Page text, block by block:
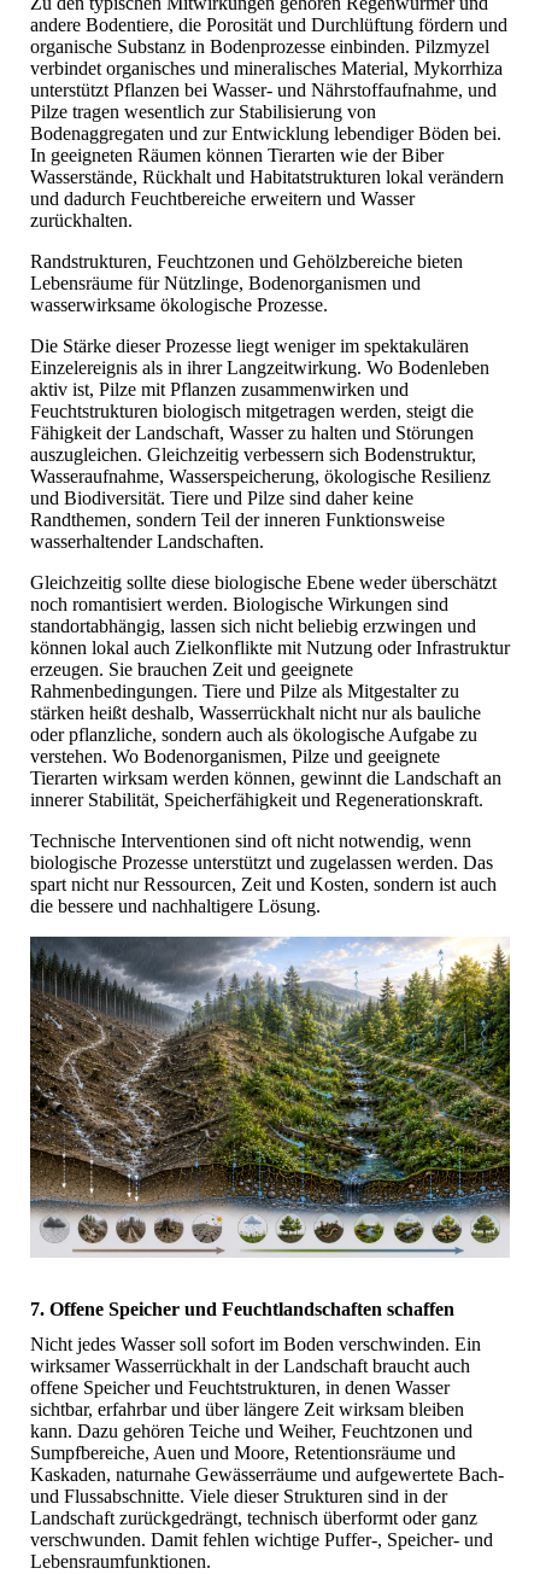
andere Bodentiere, die Porosität und Durchlüftung fördern und
organische Substanz in Bodenprozesse einbinden. Pilzmyzel
verbindet organisches und mineralisches Material, Mykorrhiza
unterstützt Pflanzen bei Wasser- und Nährstoffaufnahme, und
Pilze tragen wesentlich zur Stabilisierung von
Bodenaggregaten und zur Entwicklung lebendiger Böden bei.
In geeigneten Räumen können Tierarten wie der Biber
Wasserstände, Rückhalt und Habitatstrukturen lokal verändern
und dadurch Feuchtbereiche erweitern und Wasser
zurückhalten.
Randstrukturen, Feuchtzonen und Gehölzbereiche bieten
Lebensräume für Nützlinge, Bodenorganismen und
wasserwirksame ökologische Prozesse.
Die Stärke dieser Prozesse liegt weniger im spektakulären
Einzelereignis als in ihrer Langzeitwirkung. Wo Bodenleben
aktiv ist, Pilze mit Pflanzen zusammenwirken und
Feuchtstrukturen biologisch mitgetragen werden, steigt die
Fähigkeit der Landschaft, Wasser zu halten und Störungen
auszugleichen. Gleichzeitig verbessern sich Bodenstruktur,
Wasseraufnahme, Wasserspeicherung, ökologische Resilienz
und Biodiversität. Tiere und Pilze sind daher keine
Randthemen, sondern Teil der inneren Funktionsweise
wasserhaltender Landschaften.
Gleichzeitig sollte diese biologische Ebene weder überschätzt
noch romantisiert werden. Biologische Wirkungen sind
standortabhängig, lassen sich nicht beliebig erzwingen und
können lokal auch Zielkonflikte mit Nutzung oder Infrastruktur
erzeugen. Sie brauchen Zeit und geeignete
Rahmenbedingungen. Tiere und Pilze als Mitgestalter zu
stärken heißt deshalb, Wasserrückhalt nicht nur als bauliche
oder pflanzliche, sondern auch als ökologische Aufgabe zu
verstehen. Wo Bodenorganismen, Pilze und geeignete
Tierarten wirksam werden können, gewinnt die Landschaft an
innerer Stabilität, Speicherfähigkeit und Regenerationskraft.
Technische Interventionen sind oft nicht notwendig, wenn
biologische Prozesse unterstützt und zugelassen werden. Das
spart nicht nur Ressourcen, Zeit und Kosten, sondern ist auch
die bessere und nachhaltigere Lösung.
7. Offene Speicher und Feuchtlandschaften schaffen
Nicht jedes Wasser soll sofort im Boden verschwinden. Ein
wirksamer Wasserrückhalt in der Landschaft braucht auch
offene Speicher und Feuchtstrukturen, in denen Wasser
sichtbar, erfahrbar und über längere Zeit wirksam bleiben
kann. Dazu gehören Teiche und Weiher, Feuchtzonen und
Sumpfbereiche, Auen und Moore, Retentionsräume und
Kaskaden, naturnahe Gewässerräume und aufgewertete Bach-
und Flussabschnitte. Viele dieser Strukturen sind in der
Landschaft zurückgedrängt, technisch überformt oder ganz
verschwunden. Damit fehlen wichtige Puffer-, Speicher- und
Lebensraumfunktionen.